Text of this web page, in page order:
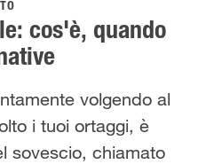
cos'è, quando
volgendo al
i tuoi ortaggi, è
sovescio, chiamato